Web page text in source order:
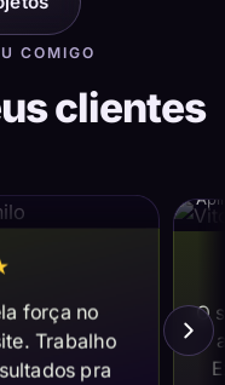
COMIGO
clientes
força no
Trabalho
pra
O